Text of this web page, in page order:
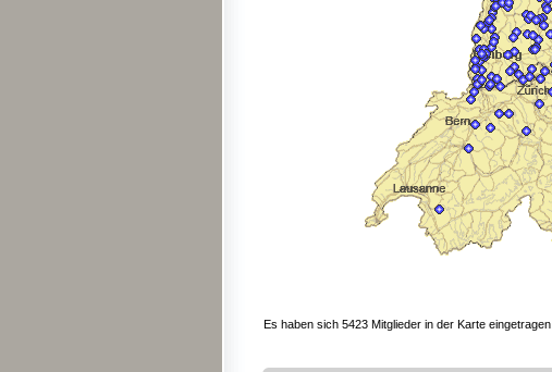
Es haben sich 5423 Mitglieder in der Karte eingetragen.